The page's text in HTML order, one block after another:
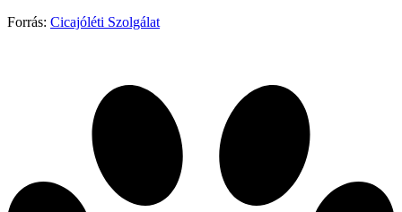
Forrás: Cicajóléti Szolgálat